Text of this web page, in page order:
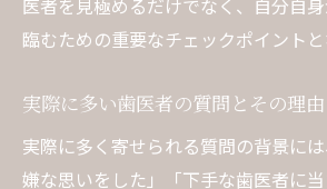
医者を見極めるだけでなく、自分自
臨むための重要なチェックポイントと
実際に多い歯医者の質問とその理由
実際に多く寄せられる質問の背景に
嫌な思いをした」「下手な歯医者に